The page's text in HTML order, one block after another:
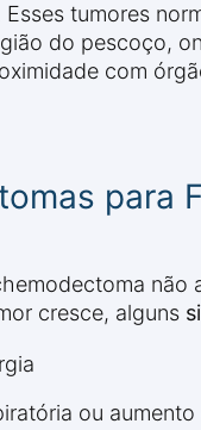
tumores
do pescoço,
com
para
não
cresce, alguns
ou